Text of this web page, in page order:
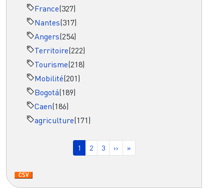
France(327)
Nantes(317)
Angers(254)
Territoire(222)
Tourisme(218)
Mobilité(201)
Bogotá(189)
Caen(186)
agriculture(171)
Page courante
1 Page
2 Page
3 Page suivante
›› Dernière page
»